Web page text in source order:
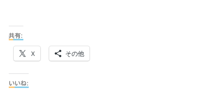
共有:
X その他
いいね: